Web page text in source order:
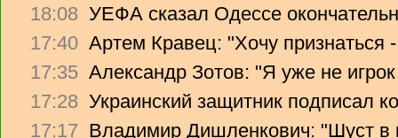
18:08 УЕФА сказал Одессе
17:40 Артем Кравец: "Хочу признаться
17:35 Александр Зотов: "Я уже не
17:28 Украинский защитник подписал
17:17 Владимир Дишленкович: "Шуст в